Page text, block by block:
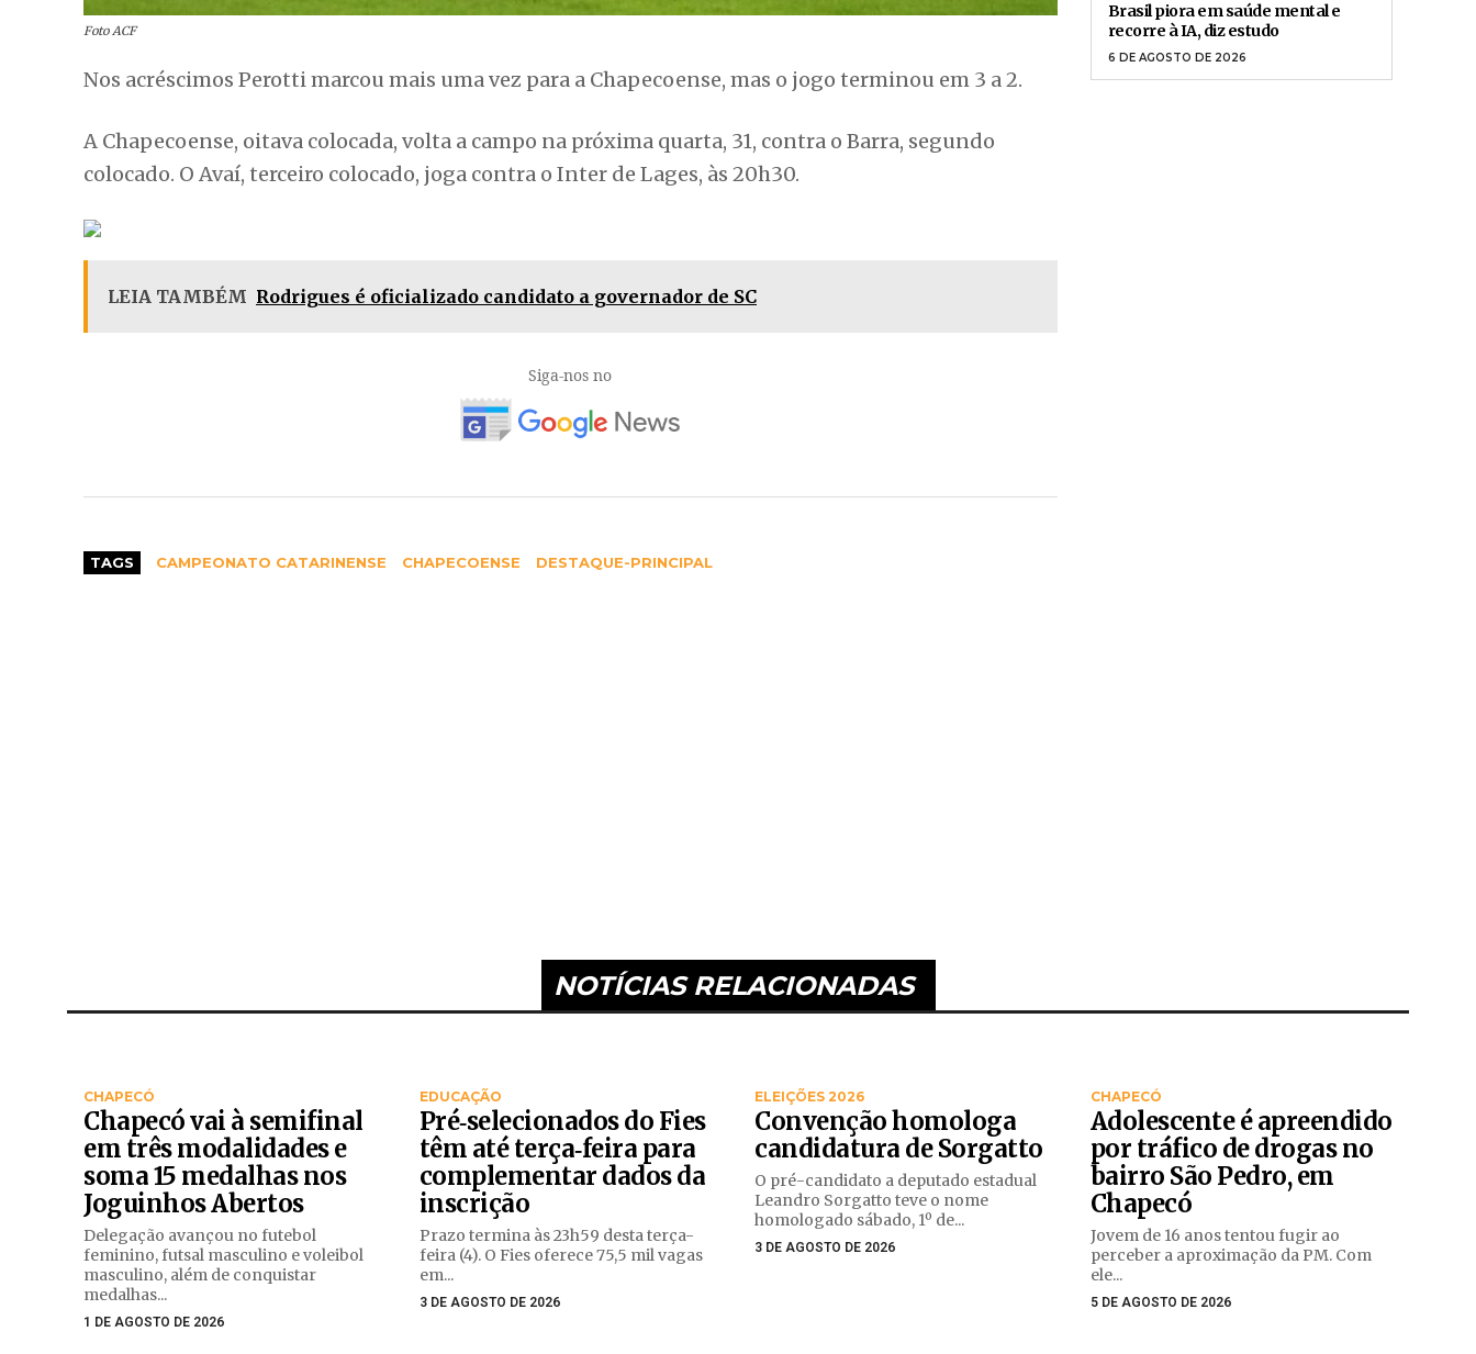
Foto ACF
Nos acréscimos Perotti marcou mais uma vez para a Chapecoense, mas o jogo terminou em 3 a 2.
A Chapecoense, oitava colocada, volta a campo na próxima quarta, 31, contra o Barra, segundo
colocado. O Avaí, terceiro colocado, joga contra o Inter de Lages, às 20h30.
LEIA TAMBÉM Rodrigues é oficializado candidato a governador de SC
Siga-nos no
TAGS CAMPEONATO CATARINENSE CHAPECOENSE DESTAQUE-PRINCIPAL
Brasil piora em saúde mental e
recorre à IA, diz estudo
6 DE AGOSTO DE 2026
NOTÍCIAS RELACIONADAS
CHAPECÓ
Chapecó vai à semifinal
em três modalidades e
soma 15 medalhas nos
Joguinhos Abertos
Delegação avançou no futebol
feminino, futsal masculino e voleibol
masculino, além de conquistar
medalhas...
1 DE AGOSTO DE 2026
EDUCAÇÃO
Pré‑selecionados do Fies
têm até terça‑feira para
complementar dados da
inscrição
Prazo termina às 23h59 desta terça-
feira (4). O Fies oferece 75,5 mil vagas
em...
3 DE AGOSTO DE 2026
ELEIÇÕES 2026
Convenção homologa
candidatura de Sorgatto
O pré-candidato a deputado estadual
Leandro Sorgatto teve o nome
homologado sábado, 1º de...
3 DE AGOSTO DE 2026
CHAPECÓ
Adolescente é apreendido
por tráfico de drogas no
bairro São Pedro, em
Chapecó
Jovem de 16 anos tentou fugir ao
perceber a aproximação da PM. Com
ele...
5 DE AGOSTO DE 2026